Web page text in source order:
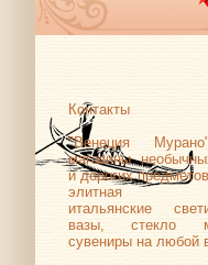
Контакты
"Венеция
магазины
и дорогих
элитная
итальянские
вазы, стекло
сувениры на любой